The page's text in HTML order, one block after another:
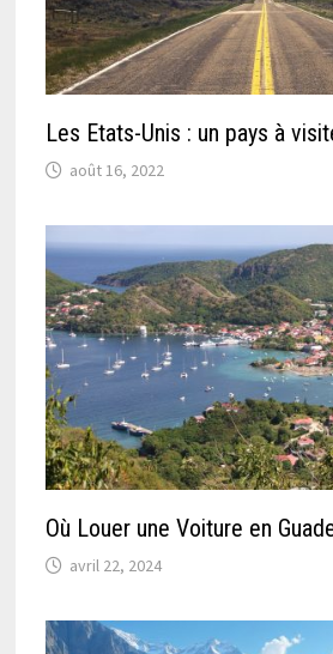
Les Etats-Unis : un pays à
août 16, 2022
Où Louer une Voiture en
avril 22, 2024